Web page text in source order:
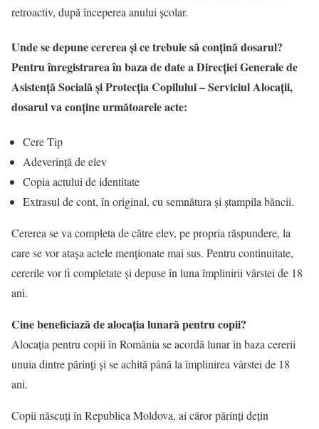
retroactiv, după începerea anului şcolar.
Unde se depune cererea şi ce trebuie să conţină dosarul?
Pentru înregistrarea în baza de date a Direcţiei Generale de
Asistenţă Socială şi Protecţia Copilului – Serviciul Alocaţii,
dosarul va conţineurmătoarele acte:
Cere Tip
Adeverinţă de elev
Copia actului de identitate
Extrasul de cont, în original, cu semnătura și ștampila băncii.
Cererea se va completa de către elev, pe propria răspundere, la
care se vor ataşa actele menţionate mai sus. Pentru continuitate,
cererile vor fi completate şi depuse în luna împlinirii vârstei de 18
ani.
Cine beneficiază de alocația lunară pentru copii?
Alocația pentru copii în România se acordă lunar în baza cererii
unuia dintre părinți și se achită până la împlinirea vârstei de 18
ani.
Copii născuți în Republica Moldova, ai căror părinți dețin